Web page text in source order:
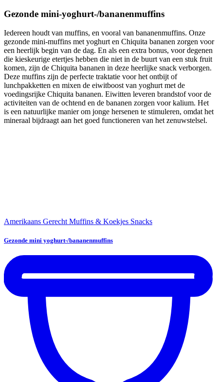
Gezonde mini-yoghurt-/bananenmuffins
Iedereen houdt van muffins, en vooral van bananenmuffins. Onze
gezonde mini-muffins met yoghurt en Chiquita bananen zorgen voor
een heerlijk begin van de dag. En als een extra bonus, voor degenen
die kieskeurige etertjes hebben die niet in de buurt van een stuk fruit
komen, zijn de Chiquita bananen in deze heerlijke snack verborgen.
Deze muffins zijn de perfecte traktatie voor het ontbijt of
lunchpakketten en mixen de eiwitboost van yoghurt met de
voedingsrijke Chiquita bananen. Eiwitten leveren brandstof voor de
activiteiten van de ochtend en de bananen zorgen voor kalium. Het
is een natuurlijke manier om jonge hersenen te stimuleren, omdat het
mineraal bijdraagt aan het goed functioneren van het zenuwstelsel.
Amerikaans Gerecht Muffins & Koekjes Snacks
Gezonde mini yoghurt-/bananenmuffins